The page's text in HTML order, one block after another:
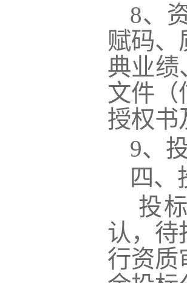
8、
赋码、
典业绩
文件 （
授权书
9、
四、
投
认 ， 待
行资质